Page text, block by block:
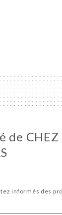
de CHEZ
informés des